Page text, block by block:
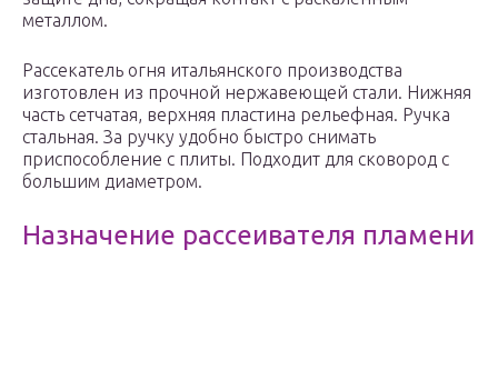
металлом.
Рассекатель огня итальянского производства
изготовлен из прочной нержавеющей стали. Нижняя
часть сетчатая, верхняя пластина рельефная. Ручка
стальная. За ручку удобно быстро снимать
приспособление с плиты. Подходит для сковород с
большим диаметром.
Назначение рассеивателя пламени